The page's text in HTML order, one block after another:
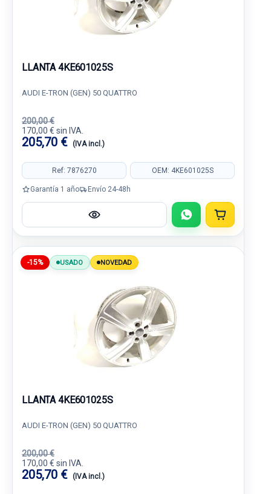
LLANTA 4KE601025S
AUDI E-TRON (GEN) 50 QUATTRO
200,00 €
170,00 € sin IVA.
205,70 € (IVA incl.)
Ref: 7876270 OEM: 4KE601025S
Garantía 1 año Envío 24-48h
-15% USADO NOVEDAD
LLANTA 4KE601025S
AUDI E-TRON (GEN) 50 QUATTRO
200,00 €
170,00 € sin IVA.
205,70 € (IVA incl.)